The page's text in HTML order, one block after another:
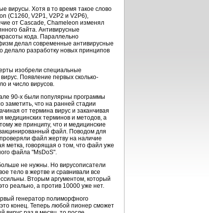
вирусы. Хотя в то время такое слово
(С1260, V2P1, V2P2 и V2P6),
от Cascade, Chameleon изменял
байта. Антивирусные
кода. Параллельно
делал современные антивирусные
разработку новых принципов
изобрели специальные
Появление первых сколько-
и число вирусов.
90-х были популярны программы
что на ранней стадии
от термина вирус и заканчивая
медицинских терминов и методов, а
же принципу, что и медицинские
файл. Поводом для
файл жертву на наличие
метка, говорящая о том, что файл уже
файла "MsDoS".
не нужны. Но вирусописатели
тело в жертве и сравнивали все
Вторым аргументом, который
реально, а против 10000 уже нет.
генератор полиморфного
конец. Теперь любой пионер сможет